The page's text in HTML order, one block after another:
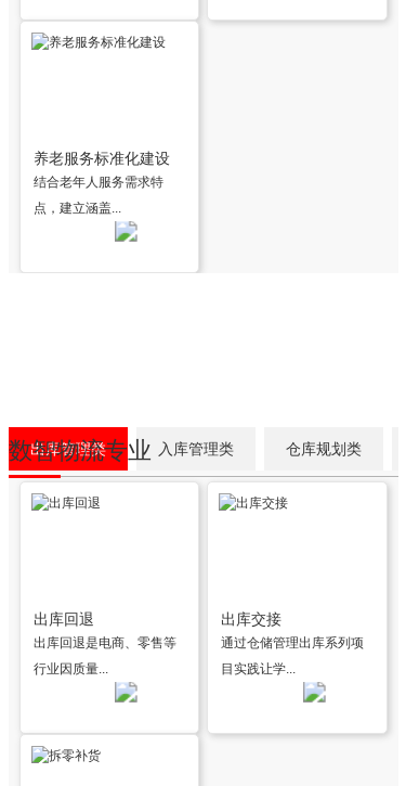
养老服务标准化建设
结合老年人服务需求特
点，建立涵盖...
出库管理类 入库管理类 仓库规划类
出库回退
出库回退是电商、零售等
行业因质量...
出库交接
通过仓储管理出库系列项
目实践让学...
数智物流专业